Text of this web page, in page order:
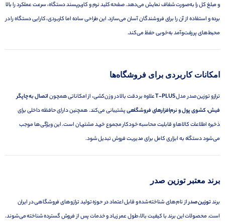
و مبلغ کل را به‌صورت شفاف نمایش می‌دهد. صفحه کلید نرم و کاربرپسند دستگاه، سرعت عملکرد را بالا
برده و استفاده از آن را برای فروشندگان آسان می‌سازد. این طراحی ساده اما کاربردی، کارایی دستگاه را در
محیط‌های پررفت‌وآمد به‌خوبی حفظ می‌کند.
امکانات کاربردی برای فروشگاه‌ها
ترازو توزین صدر مدلT-PLUSعلاوه بر دقت بالا در وزن‌کشی، از امکاناتی همچوناتصال به چاپگر
فیش، کشوی پول و نرم‌افزارهای فروشگاهیپشتیبانی می‌کند. همچنین دارای حافظه داخلی برای
ذخیره اطلاعات کالاها و قابلیت محاسبه خودکار مجموع خرید مشتریان است. این ویژگی‌ها موجب
می‌شود دستگاه به ابزاری کامل برای مدیریت فروش تبدیل شود.
برند معتبر توزین صدر
برندتوزین صدراز نام‌های شناخته‌شده و قابل اعتماد در حوزه تولید ترازوهای فروشگاهی در ایران
است. محصولات این برند با کیفیت بالا، طول عمر زیاد و خدمات پس از فروش گسترده شناخته می‌شوند.